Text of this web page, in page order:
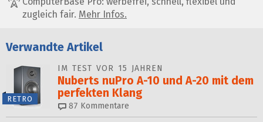
zugleich fair. Mehr Infos.
Verwandte Artikel
RETRO
IM TEST VOR 15 JAHREN
Nuberts nuPro A-10 und A-20 mit dem
perfekten Klang
87 Kommentare